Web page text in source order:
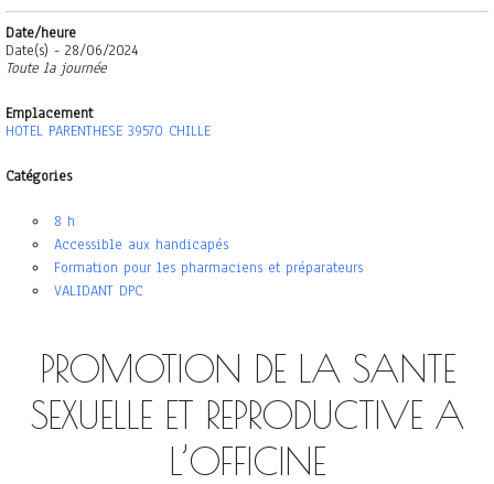
Date/heure
Date(s) - 28/06/2024
Toute la journée
Emplacement
HOTEL PARENTHESE 39570 CHILLE
Catégories
8 h
Accessible aux handicapés
Formation pour les pharmaciens et préparateurs
VALIDANT DPC
PROMOTION DE LA SANTE
SEXUELLE ET REPRODUCTIVE A
L’OFFICINE